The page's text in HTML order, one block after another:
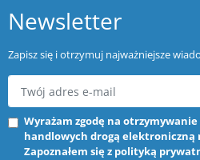
Newsletter
Zapisz się i otrzymuj najważniejsze
Wyrażam zgodę na
handlowych drogą elektroniczną
Zapoznałem się z polityką